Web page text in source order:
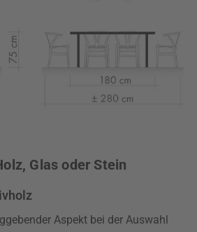
Glas oder Stein
Aspekt bei der Auswahl